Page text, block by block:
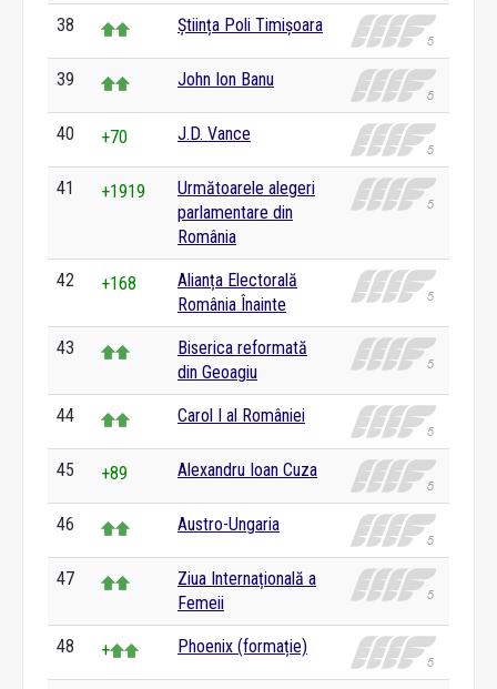
38 Știința Poli Timișoara
39 John Ion Banu
40 +70 J.D. Vance
41 +1919
Următoarele alegeri
parlamentare din
România
42 +168
Alianța Electorală
România Înainte
43
Biserica reformată
din Geoagiu
44 Carol I al României
45 +89 Alexandru Ioan Cuza
46 Austro-Ungaria
47
Ziua Internațională a
Femeii
48 + Phoenix (formație)